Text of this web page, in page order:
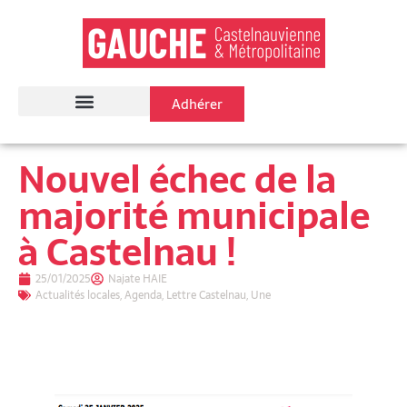
Adhérer
Nouvel échec de la
majorité municipale
à Castelnau !
25/01/2025
Najate HAIE
Actualités locales,Agenda, Lettre Castelnau, Une